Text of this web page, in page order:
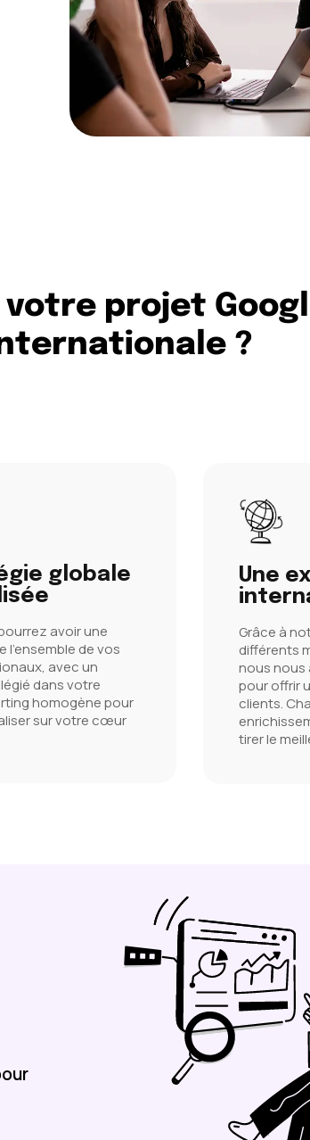
projet
?
globale
avoir une
l'ensemble de vos
avec un
dans votre
homogène pour
sur votre cœur
Une
Grâce à
différents
nous nous
pour offrir
clients.
tirer le